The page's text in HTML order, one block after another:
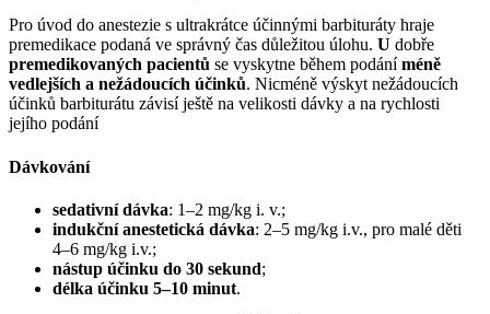
Pro úvod do anestezie s ultrakrátce účinnými barbituráty hraje
premedikace podaná ve správný čas důležitou úlohu. U dobře
premedikovaných pacientů se vyskytne během podáníméně
vedlejších a nežádoucích účinků. Nicméně výskyt nežádoucích
účinků barbiturátu závisí ještě na velikosti dávky a na rychlosti
jejího podání
Dávkování
sedativní dávka: 1–2 mg/kg i. v.;
indukční anestetická dávka: 2–5 mg/kg i.v., pro malé děti
4–6 mg/kg i.v.;
nástup účinku do 30 sekund;
délka účinku 5–10 minut.